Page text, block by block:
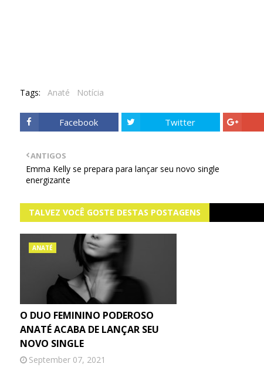
Tags: Anaté Notícia
Facebook Twitter
ANTIGOS
Emma Kelly se prepara para lançar seu novo single
energizante
TALVEZ VOCÊ GOSTE DESTAS POSTAGENS
ANATÉ
O DUO FEMININO PODEROSO
ANATÉ ACABA DE LANÇAR SEU
NOVO SINGLE
September 07, 2021